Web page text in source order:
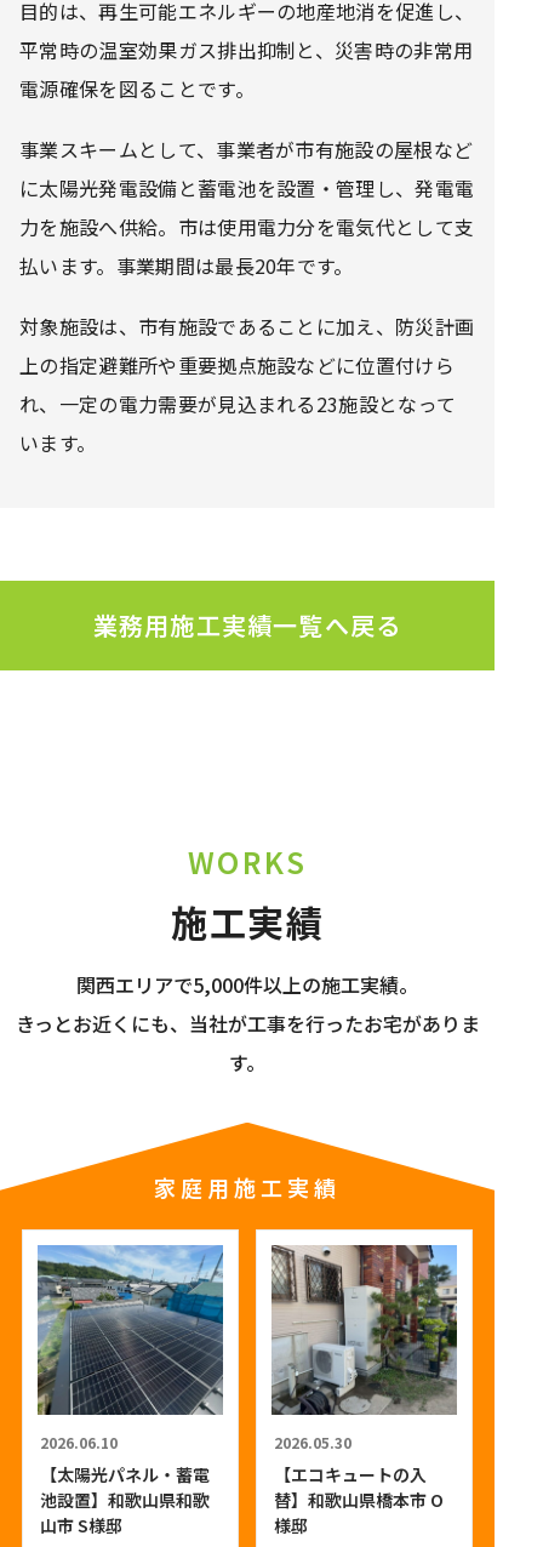
目的は、再生可能エネルギーの地産地消を促進し、
平常時の温室効果ガス排出抑制と、災害時の非常用
電源確保を図ることです。
事業スキームとして、事業者が市有施設の屋根など
に太陽光発電設備と蓄電池を設置・管理し、発電電
力を施設へ供給。市は使用電力分を電気代として支
払います。事業期間は最長20年です。
対象施設は、市有施設であることに加え、防災計画
上の指定避難所や重要拠点施設などに位置付けら
れ、一定の電力需要が見込まれる23施設となって
います。
業務用施工実績一覧へ戻る
WORKS
施工実績
関西エリアで5,000件以上の施工実績。
きっとお近くにも、当社が工事を行ったお宅がありま
す。
家庭用施工実績
2026.06.10
【太陽光パネル・蓄電
池設置】和歌山県和歌
山市 S様邸
2026.05.30
【エコキュートの入
替】和歌山県橋本市 O
様邸